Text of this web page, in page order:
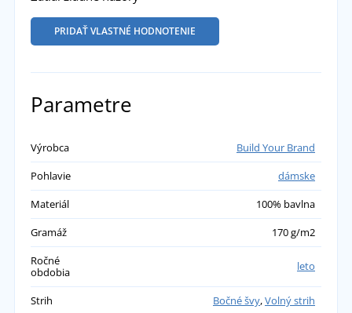
PRIDAŤ VLASTNÉ HODNOTENIE
Parametre
Výrobca
Build Your Brand
Pohlavie
dámske
Materiál
100% bavlna
Gramáž
170 g/m2
Ročné
obdobia
leto
Strih Bočné švy,Volný strih